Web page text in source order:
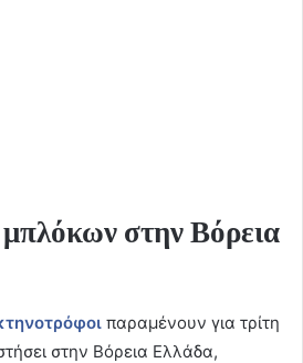
στην Βόρεια
παραμένουν για τρίτη
στην Βόρεια Ελλάδα,